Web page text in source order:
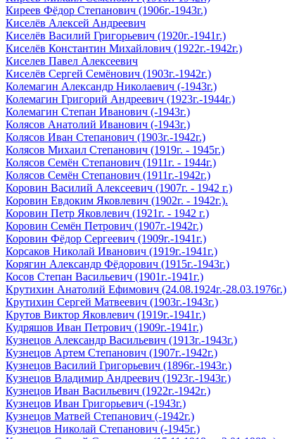
Киреев Фёдор Степанович (1906г.-1943г.)
Киселёв Алексей Андреевич
Киселёв Василий Григорьевич (1920г.-1941г.)
Киселёв Константин Михайлович (1922г.-1942г.)
Киселев Павел Алексеевич
Киселёв Сергей Семёнович (1903г.-1942г.)
Колемагин Александр Николаевич (-1943г.)
Колемагин Григорий Андреевич (1923г.-1944г.)
Колемагин Степан Иванович (-1943г.)
Колясов Анатолий Иванович (-1943г.)
Колясов Иван Степанович (1903г.-1942г.)
Колясов Михаил Степанович (1919г. - 1945г.)
Колясов Семён Степанович (1911г. - 1944г.)
Колясов Семён Степанович (1911г.-1942г.)
Коровин Василий Алексеевич (1907г. - 1942 г.)
Коровин Евдоким Яковлевич (1902г. - 1942г.).
Коровин Петр Яковлевич (1921г. - 1942 г.)
Коровин Семён Петрович (1907г.-1942г.)
Коровин Фёдор Сергеевич (1909г.-1941г.)
Корсаков Николай Иванович (1919г.-1941г.)
Корягин Александр Фёдорович (1915г.-1943г.)
Косов Степан Васильевич (1901г.-1941г.)
Крутихин Анатолий Ефимович (24.08.1924г.-28.03.1976г.)
Крутихин Сергей Матвеевич (1903г.-1943г.)
Крутов Виктор Яковлевич (1919г.-1941г.)
Кудряшов Иван Петрович (1909г.-1941г.)
Кузнецов Александр Васильевич (1913г.-1943г.)
Кузнецов Артем Степанович (1907г.-1942г.)
Кузнецов Василий Григорьевич (1896г.-1943г.)
Кузнецов Владимир Андреевич (1923г.-1943г.)
Кузнецов Иван Васильевич (1922г.-1942г.)
Кузнецов Иван Григорьевич (-1943г.)
Кузнецов Матвей Степанович (-1942г.)
Кузнецов Николай Степанович (-1945г.)